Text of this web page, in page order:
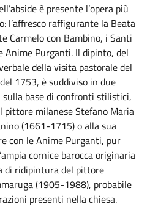
è presente l’opera più
l’affresco raffigurante la Beata
Carmelo con Bambino, i Santi
Anime Purganti. Il dipinto, del
della visita pastorale del
1753, è suddiviso in due
base di confronti stilistici,
pittore milanese Stefano Maria
(1661-1715) o alla sua
con le Anime Purganti, pur
cornice barocca originaria
di ridipintura del pittore
(1905-1988), probabile
presenti nella chiesa.